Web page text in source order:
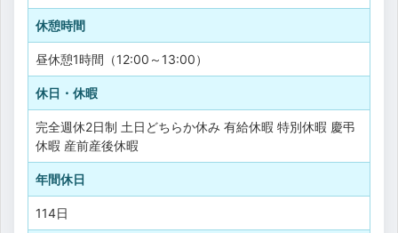
休憩時間
昼休憩1時間（12:00～13:00）
休日・休暇
完全週休2日制 土日どちらか休み 有給休暇 特別休暇 慶弔
休暇 産前産後休暇
年間休日
114日